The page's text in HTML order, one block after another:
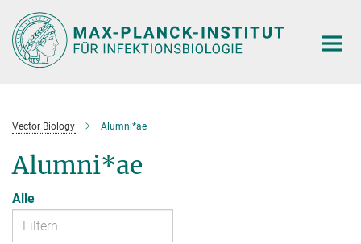
Hauptinhalt
Vector Biology Alumni*ae
Alumni*ae
Alle